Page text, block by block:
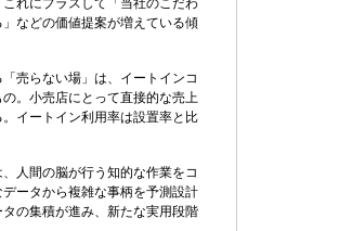
れにプラスして「当社のこだわ
などの価値提案が増えている傾
売らない場」は、イートインコ
。小売店にとって直接的な売上
イートイン利用率は設置率と比
人間の脳が行う知的な作業をコ
ータから複雑な事柄を予測設計
の集積が進み、新たな実用段階